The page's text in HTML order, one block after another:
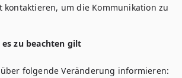
kontaktieren, um die Kommunikation zu
zu beachten gilt
folgende Veränderung informieren: